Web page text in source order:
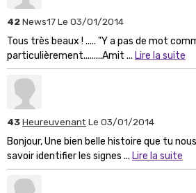
42News17Le 03/01/2014
Tous très beaux ! ..... "Y a pas de mot
particulièrement.........Amit ... Lire la suite
43Heureuvenant Le 03/01/2014
Bonjour, Une bien belle histoire que tu
savoir identifier les signes ... Lire la suite